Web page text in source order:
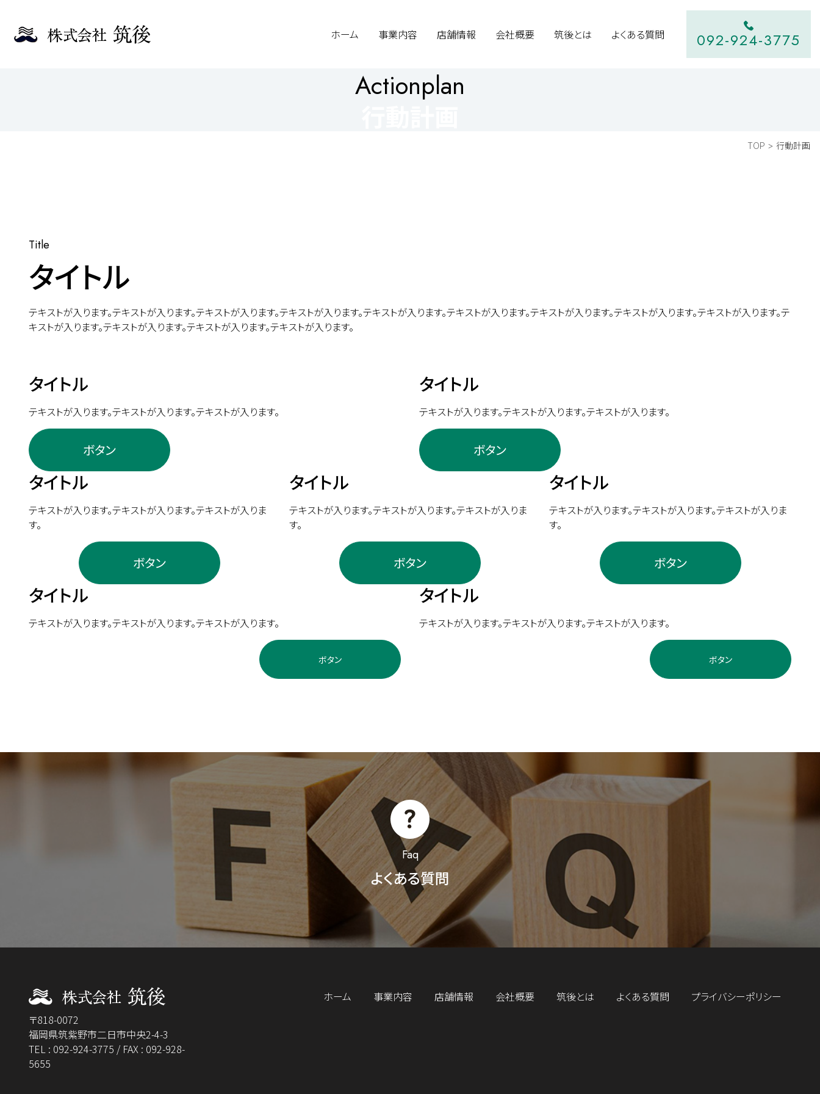
ホーム 事業内容 店舗情報 会社概要 筑後とは よくある質問 092-924-3775
Actionplan
TOP 行動計画
Title
タイトル
テキストが入ります。テキストが入ります。テキストが入ります。テキストが入ります。テキストが入ります。テキストが入ります。テキストが入ります。テキストが入ります。テキストが入ります。テ
キストが入ります。テキストが入ります。テキストが入ります。テキストが入ります。
タイトル
テキストが入ります。テキストが入ります。テキストが入ります。
ボタン
タイトル
テキストが入ります。テキストが入ります。テキストが入ります。
ボタン
タイトル
テキストが入ります。テキストが入ります。テキストが入りま
す。
ボタン
タイトル
テキストが入ります。テキストが入ります。テキストが入りま
す。
ボタン
タイトル
テキストが入ります。テキストが入ります。テキストが入りま
す。
ボタン
タイトル
テキストが入ります。テキストが入ります。テキストが入ります。
ボタン
タイトル
テキストが入ります。テキストが入ります。テキストが入ります。
ボタン
Faq
よくある質問
〒818-0072
福岡県筑紫野市二日市中央2-4-3
TEL : 092-924-3775 / FAX : 092-928-
5655
ホーム 事業内容 店舗情報 会社概要 筑後とは よくある質問 プライバシーポリシー